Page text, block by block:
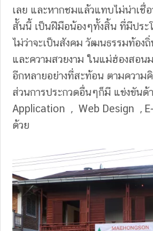
เลย และหากชมแล้วแทบไม่น่าเชื่
สั้นนี้ เป็นฝีมือน้องๆทั้งสิ้น ที่มีประ
ไม่ว่าจะเป็นสังคม วัฒนธรรมท้อง
และความสวยงาม ในแม่ฮ่องสอ
อีกหลายอย่างที่สะท้อน ตามความ
ส่วนการประกวดอื่นๆก็มี แข่งขัน
Application , Web Design ,
ด้วย